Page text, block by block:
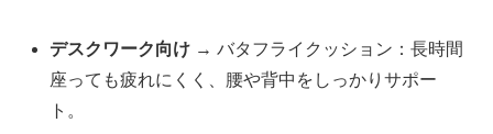
デスクワーク向け → バタフライクッション：長時間
座っても疲れにくく、腰や背中をしっかりサポー
ト。